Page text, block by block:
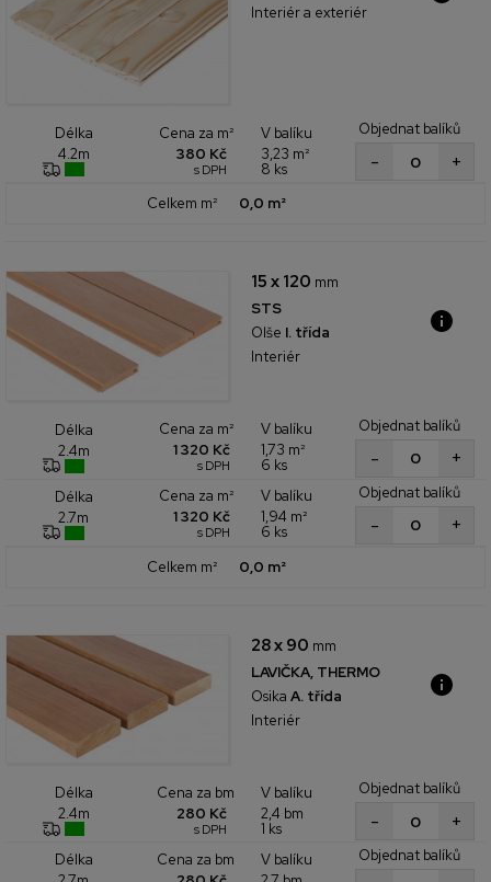
Interiér a exteriér
Délka
4.2m
Cena za m²
380 Kč
s DPH
V balíku
3,23 m²
8 ks
Objednat balíků
+
-
Celkem m² 0,0 m²
15 x 120 mm
STS
Olše I. třída
Interiér
Délka
2.4m
Cena za m²
1 320 Kč
s DPH
V balíku
1,73 m²
6 ks
Objednat balíků
+
-
Délka
2.7m
Cena za m²
1 320 Kč
s DPH
V balíku
1,94 m²
6 ks
Objednat balíků
+
-
Celkem m² 0,0 m²
28 x 90 mm
LAVIČKA, THERMO
Osika A. třída
Interiér
Délka
2.4m
Cena za bm
280 Kč
s DPH
V balíku
2,4 bm
1 ks
Objednat balíků
+
-
Délka
Cena za bm
V balíku
Objednat balíků